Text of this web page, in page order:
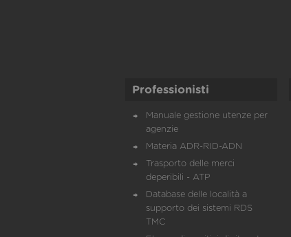
Professionisti
Manuale gestione utenze per
agenzie
Materia ADR-RID-ADN
Trasporto delle merci
deperibili - ATP
Database delle località a
supporto dei sistemi RDS
TMC